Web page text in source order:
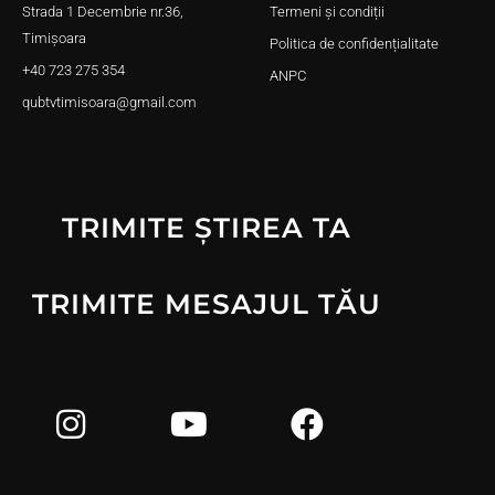
Strada 1 Decembrie nr.36,
Timișoara
+40 723 275 354
qubtvtimisoara@gmail.com
Termeni și condiții
Politica de confidențialitate
ANPC
TRIMITE ȘTIREA TA
TRIMITE MESAJUL TĂU